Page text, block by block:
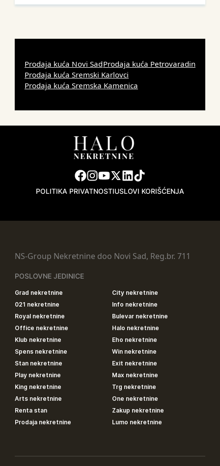
Prodaja kuća Novi SadProdaja kuća Petrovaradin
Prodaja kuća Sremski Karlovci
Prodaja kuća Sremska Kamenica
POLITIKA PRIVATNOSTIUSLOVI KORIŠĆENJA
NS-Group Nekretnine doo Novi Sad, Reg.br. 711
POSLOVNE JEDINICE
Grad nekretnine
City nekretnine
021 nekretnine
Info nekretnine
Royal nekretnine
Bulevar nekretnine
Office nekretnine
Halo nekretnine
Klub nekretnine
Eho nekretnine
Spens nekretnine
Win nekretnine
Stan nekretnine
Exit nekretnine
Play nekretnine
Max nekretnine
King nekretnine
Trg nekretnine
Arts nekretnine
One nekretnine
Renta stan
Zakup nekretnine
Prodaja nekretnine
Lumo nekretnine